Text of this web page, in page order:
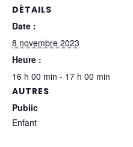
DÉTAILS
Date :
8 novembre 2023
Heure :
16 h 00 min - 17 h 00 min
AUTRES
Public
Enfant